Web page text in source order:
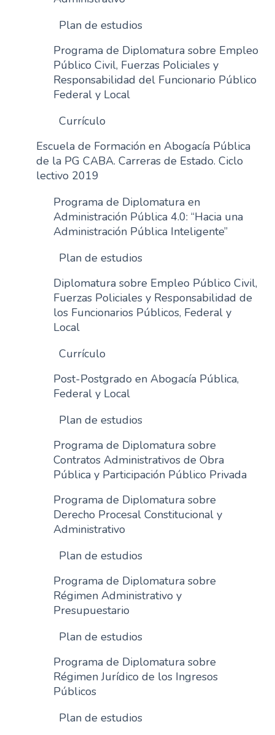
Plan de estudios
Programa de Diplomatura sobre Empleo
Público Civil, Fuerzas Policiales y
Responsabilidad del Funcionario Público
Federal y Local
Currículo
Escuela de Formación en Abogacía Pública
de la PG CABA. Carreras de Estado. Ciclo
lectivo 2019
Programa de Diplomatura en
Administración Pública 4.0: “Hacia una
Administración Pública Inteligente”
Plan de estudios
Diplomatura sobre Empleo Público Civil,
Fuerzas Policiales y Responsabilidad de
los Funcionarios Públicos, Federal y
Local
Currículo
Post-Postgrado en Abogacía Pública,
Federal y Local
Plan de estudios
Programa de Diplomatura sobre
Contratos Administrativos de Obra
Pública y Participación Público Privada
Programa de Diplomatura sobre
Derecho Procesal Constitucional y
Administrativo
Plan de estudios
Programa de Diplomatura sobre
Régimen Administrativo y
Presupuestario
Plan de estudios
Programa de Diplomatura sobre
Régimen Jurídico de los Ingresos
Públicos
Plan de estudios